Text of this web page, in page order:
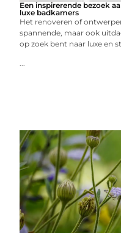
Een inspirerende bezoek
luxe badkamers
Het renoveren of
spannende, maar ook
op zoek bent naar luxe en
...